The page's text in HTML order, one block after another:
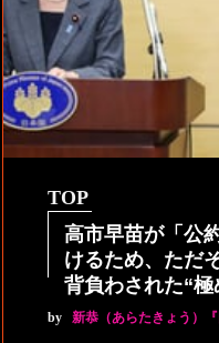
TOP
高市早苗が「公
けるため、ただ
背負わされた“極
by 新恭（あらたきょう）